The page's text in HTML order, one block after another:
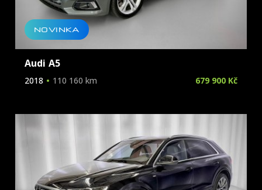
NOVINKA
Audi A5
2018 110 160 km 679 900 Kč